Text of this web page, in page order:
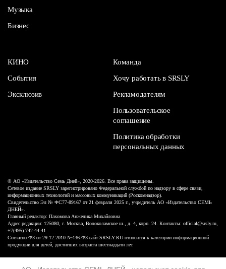
Музыка
Бизнес
КИНО
События
Эксклюзив
Команда
Хочу работать в SRSLY
Рекламодателям
Пользовательское
соглашение
Политика обработки
персональных данных
© АО «Издательство Семь Дней», 2020-2026. Все права защищены.
Сетевое издание SRSLY зарегистрировано Федеральной службой по надзору в сфере связи,
информационных технологий и массовых коммуникаций (Роскомнадзор).
Свидетельство Эл № ФС77-89167 от 21 февраля 2025 г., учредитель АО «Издательство СЕМЬ
ДНЕЙ».
Главный редактор: Пахомова Анжелика Михайловна
Адрес редакции: 125080, г. Москва, Волоколамское ш., д. 4, корп. 24. Контакты: official@srsly.ru,
+7(495) 742-44-41
Согласно ФЗ от 29.12.2010 №436-ФЗ сайт SRSLY.RU относится к категории информационной
продукции для детей, достигших возраста шестнадцати лет.